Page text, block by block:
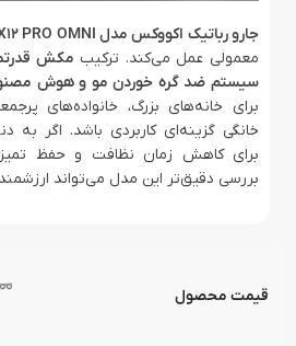
جارو رباتیک اکووکس مدل X12 PRO OMNI
معمولی عمل می‌کند. ترکیب مکش
سیستم ضد گره خوردن مو و هوش
برای خانه‌های بزرگ، خانواده‌های
خانگی گزینه‌ای کاربردی باشد. اگر به
برای کاهش زمان نظافت و حفظ
بررسی دقیق‌تر این مدل می‌تواند
قیمت محصول